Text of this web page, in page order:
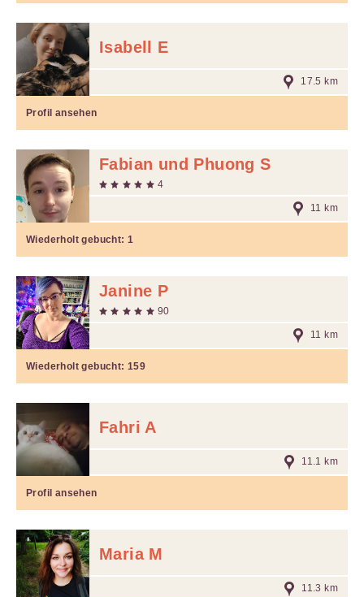
Isabell E
17.5 km
Profil ansehen
Fabian und Phuong S
4
11 km
Wiederholt gebucht:1
Janine P
90
11 km
Wiederholt gebucht:159
Fahri A
11.1 km
Profil ansehen
Maria M
11.3 km